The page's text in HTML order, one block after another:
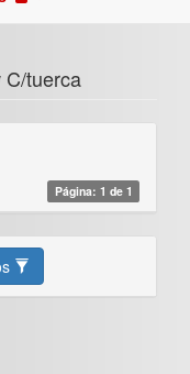
C/tuerca
Página: 1 de 1